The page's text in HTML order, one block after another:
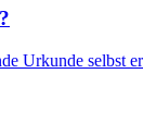
Urkunde selbst